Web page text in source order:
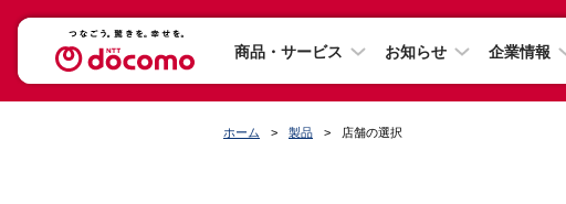
商品・サービス お知らせ 企業情報
ホーム 製品 店舗の選択